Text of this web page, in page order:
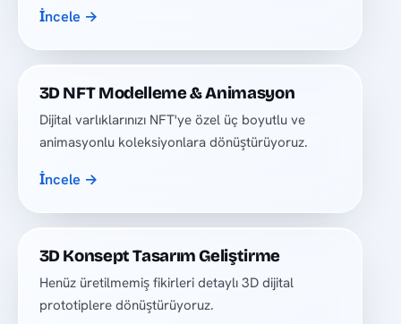
İncele →
3D NFT Modelleme & Animasyon
Dijital varlıklarınızı NFT'ye özel üç boyutlu ve
animasyonlu koleksiyonlara dönüştürüyoruz.
İncele →
3D Konsept Tasarım Geliştirme
Henüz üretilmemiş fikirleri detaylı 3D dijital
prototiplere dönüştürüyoruz.